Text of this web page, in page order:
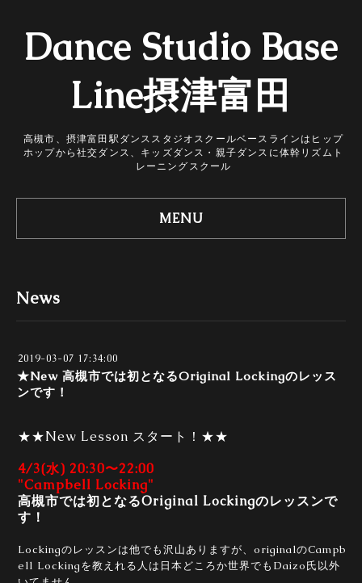
Dance Studio Base
Line摂津富田
高槻市、摂津富田駅ダンススタジオスクールベースラインはヒップ
ホップから社交ダンス、キッズダンス・親子ダンスに体幹リズムト
レーニングスクール
MENU
News
2019-03-07 17:34:00
★New 高槻市では初となるOriginal Lockingのレッス
ンです！
★★New Lesson スタート！★★
4/3(水) 20:30〜22:00
"Campbell Locking"
高槻市では初となるOriginal Lockingのレッスンで
す！
Lockingのレッスンは他でも沢山ありますが、originalのCampb
ell Lockingを教えれる人は日本どころか世界でもDaizo氏以外